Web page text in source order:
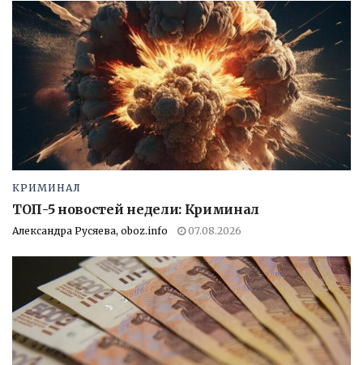
КРИМИНАЛ
ТОП-5 новостей недели: Криминал
Александра Русяева, oboz.info 07.08.2026